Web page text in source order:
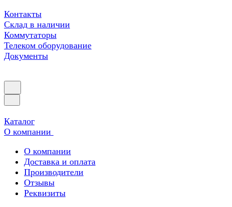
Контакты
Склад в наличии
Коммутаторы
Телеком оборудование
Документы
Каталог
О компании
О компании
Доставка и оплата
Производители
Отзывы
Реквизиты